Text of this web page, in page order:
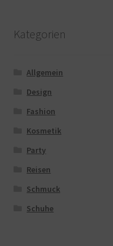
Kategorien
Allgemein
Design
Fashion
Kosmetik
Party
Reisen
Schmuck
Schuhe